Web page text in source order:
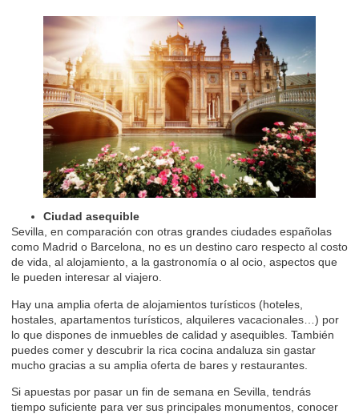
Ciudad asequible
Sevilla, en comparación con otras grandes ciudades españolas
como Madrid o Barcelona, no es un destino caro respecto al costo
de vida, al alojamiento, a la gastronomía o al ocio, aspectos que
le pueden interesar al viajero.
Hay una amplia oferta de alojamientos turísticos (hoteles,
hostales, apartamentos turísticos, alquileres vacacionales …) por
lo que dispones de inmuebles de calidad y asequibles. También
puedes comer y descubrir la rica cocina andaluza sin gastar
mucho gracias a su amplia oferta de bares y restaurantes.
Si apuestas por pasar un fin de semana en Sevilla, tendrás
tiempo suficiente para ver sus principales monumentos, conocer